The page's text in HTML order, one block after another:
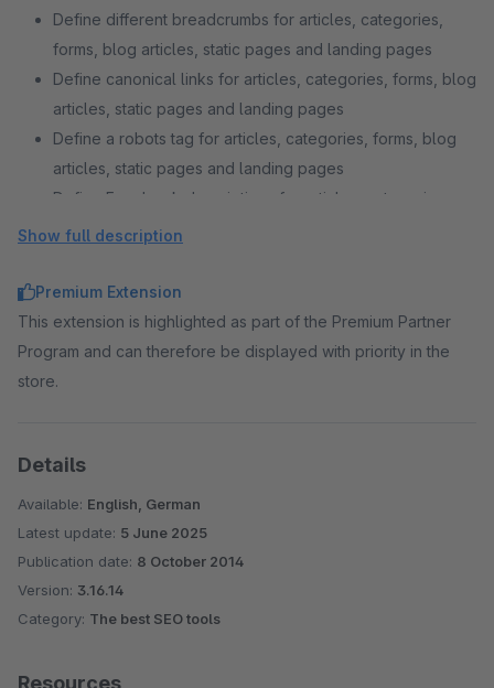
Define different breadcrumbs for articles, categories,
forms, blog articles, static pages and landing pages
Define canonical links for articles, categories, forms, blog
articles, static pages and landing pages
Define a robots tag for articles, categories, forms, blog
articles, static pages and landing pages
Define Facebook descriptions for articles, categories,
and blog articles
blog articles
Define Facebook image for articles, categories, and blog
articles
Define Twitter image for articles, categories, and blog
Show full description
Premium Extension
This extension is highlighted as part of the Premium Partner
Program and can therefore be displayed with priority in the
store.
Details
Available: English, German
Latest update: 5 June 2025
Publication date: 8 October 2014
Version: 3.16.14
Category: The best SEO tools
Resources